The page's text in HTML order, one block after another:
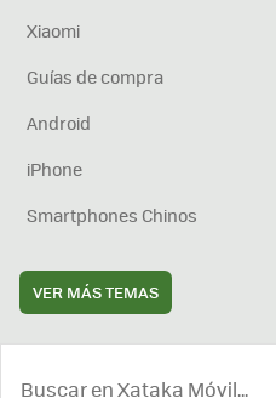
Xiaomi
Guías de compra
Android
iPhone
Smartphones Chinos
VER MÁS TEMAS